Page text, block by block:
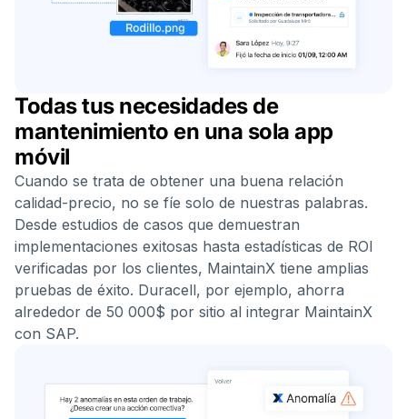
Todas tus necesidades de
mantenimiento en una sola app
móvil
Cuando se trata de obtener una buena relación
calidad-precio, no se fíe solo de nuestras palabras.
Desde estudios de casos que demuestran
implementaciones exitosas hasta estadísticas de ROI
verificadas por los clientes, MaintainX tiene amplias
pruebas de éxito. Duracell, por ejemplo, ahorra
alrededor de 50 000$ por sitio al integrar MaintainX
con SAP.